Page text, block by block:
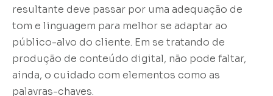
resultante deve passar por uma adequação de
tom e linguagem para melhor se adaptar ao
público-alvo do cliente. Em se tratando de
produção de conteúdo digital, não pode faltar,
ainda, o cuidado com elementos como as
palavras-chaves.